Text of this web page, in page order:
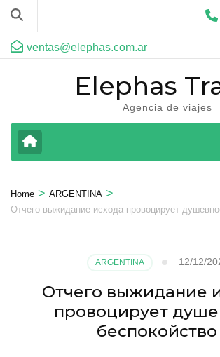
ventas@elephas.com.ar
Elephas
Agencia de viajes
Home > ARGENTINA >
Отчего выжидание исхода провоцирует
ARGENTINA 12/12/
Отчего выжидание
провоцирует
беспокойство